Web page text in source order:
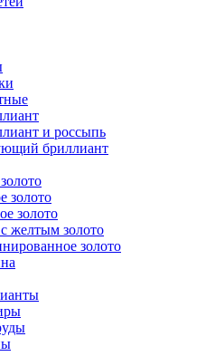
и россыпь
бриллиант
золото
золото
желтым золото
золото